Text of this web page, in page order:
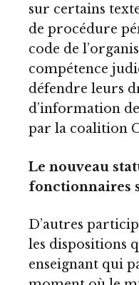
sur certains
de procédure
code de
compétence
défendre leurs
d’information
par la coalition
Le nouveau
fonctionnaires
D’autres
les dispositions
enseignant qui